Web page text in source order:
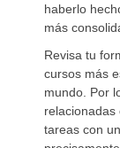
haberlo
más
Revisa tu
cursos más
mundo. Por
tareas con